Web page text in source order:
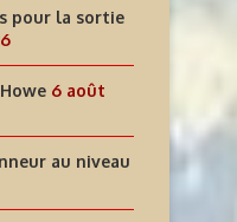
pour la sortie
6 août
au niveau